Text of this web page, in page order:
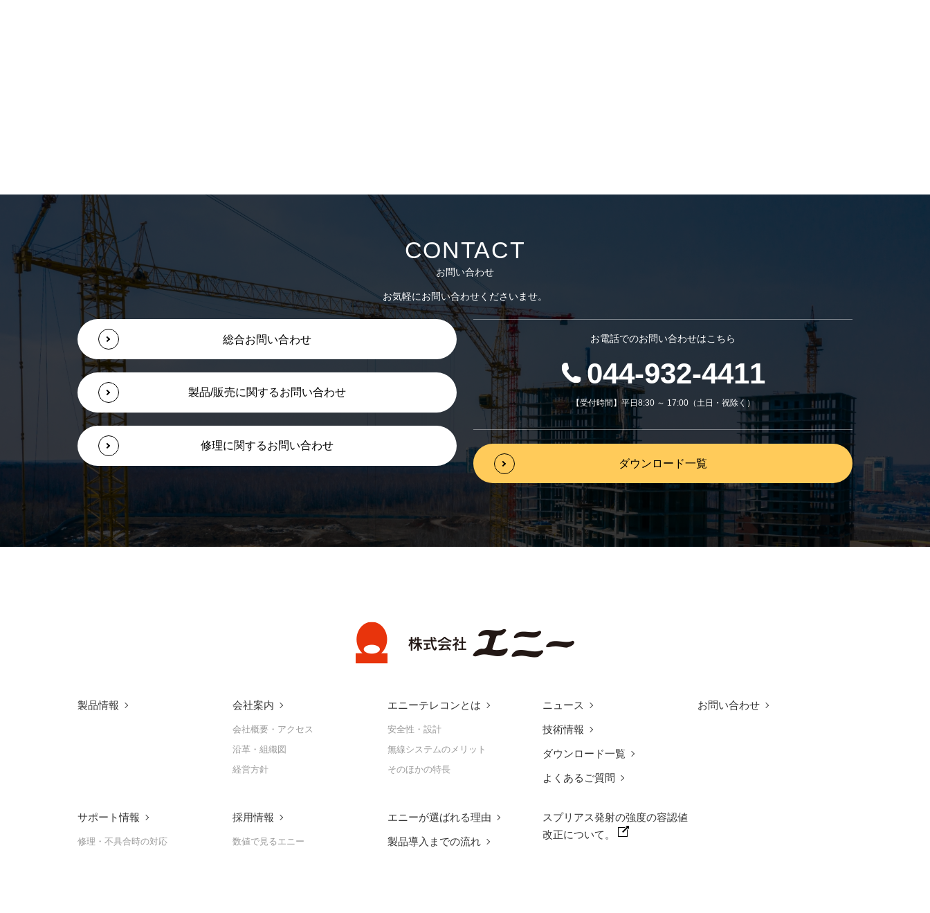
CONTACT
お問い合わせ
お気軽にお問い合わせくださいませ。
総合お問い合わせ
製品/販売に関するお問い合わせ
修理に関するお問い合わせ
お電話でのお問い合わせはこちら
044-932-4411
【受付時間】平日8:30 ～ 17:00（土日・祝除く）
ダウンロード一覧
製品情報 会社案内
会社概要・アクセス
沿革・組織図
経営方針
エニーテレコンとは
安全性・設計
無線システムのメリット
そのほかの特長
ニュース
技術情報
ダウンロード一覧
よくあるご質問
お問い合わせ
サポート情報
修理・不具合時の対応
採用情報
数値で見るエニー
エニーが選ばれる理由
製品導入までの流れ
スプリアス発射の強度の容認値
改正について。